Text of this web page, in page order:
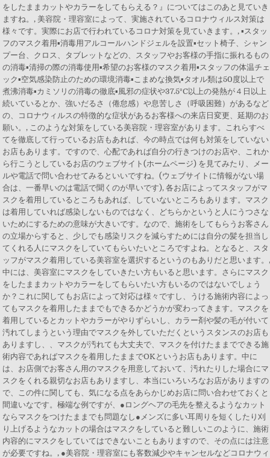
をしたままカットやカラーをしてもらえる？』についてはこのあと見ていき
ますね。, 美容院・理容室によって、実施されているコロナウィルス対策は
様々です。実際にお店で行われているコロナ対策を見ていきます。, ▪スタッ
フのマスク着用▪消毒用アルコールハンドジェルを設置▪セット椅子、シャン
プー台、クロス、タブレットなどの、スタッフやお客様の手指に振れるもの
の消毒▪清掃の際の消毒使用▪希望のお客様のマスク着用▪スタッフの体温チェ
ック▪空気感染防止のための環境消毒▪こまめな換気▪タオル類は50度以上で
煮沸消毒▪カミソリの消毒の徹底▪風邪の症状や37.5°C以上の発熱が４日以上
続いているとか、強いだるさ（倦怠感）や息苦しさ（呼吸困難）があるなど
の、コロナウィルスの特徴的な症状があるお客様への来店日変更、延期のお
願い。, このような対策をしている美容院・理容室があります。これらすべ
てを徹底して行っているお店もあれば、今の時点では何も対策をしていない
お店もあります。ですので、心配であれば自分の行きつけのお店や、これか
ら行こうとしているお店のウェブサイト(ホームページ) を見てみたり、メー
ルや電話で問い合わせてみるといいですね。(ウェブサイトに情報がない場
合は、一番早いのは電話で聞くのが早いです), 各お店によってスタッフがマ
スクを着用しているところもあれば、していないところもあります。マスク
は着用していれば感染しないものではなく、どちらかというと人にうつさな
いためにするための意味が大きいです。なので、施術をしてもらうお客さん
の立場からすると、少しでも感染リスクを減らすためには自分の髪を担当し
てくれる人にマスクをしていてもらいたいところですよね。となると、スタ
ッフがマスク着用している美容室を選択するというのもありだと思います。
中には、美容室にマスクをしていきたい方もいると思います。さらにマスク
をしたままカットやカラーをしてもらいたい方もいるのではないでしょう
か？これに関してもお店によって対応は様々ですし、うける施術内容によっ
てもマスクを着用したままでもできるかどうかが変わってきます。マスクを
着用しているとカットやカラーがやりずらいし、カラー剤や髪の毛が付いて
汚れてしまうという理由でマスクを外していただくというスタンスのお店も
ありますし、、マスクが汚れても大丈夫で、マスクを付けたままでできる施
術内容であればマスクを着用したままでOKというお店もあります。中に
は、お店側でお客さん用のマスクを用意しておいて、汚れたりした場合にマ
スクをくれる親切なお店もありますし、本当にいろいろなお店がありますの
で、この件に関しても、気になる点をあらかじめお店に問い合わせておくと
間違いなです。極端な例ですが、●ロングヘアの毛先を整えるようなカット
ならマスクをつけたままでも問題なし●メンズに多い耳周りを短くしたり刈
り上げるようなカットの場合はマスクをしていると難しいこのように、施術
内容的にマスクをしていてはできないこともありますので、その点には注意
が必要ですね。, ●美容院・理容室にも客数減少やキャンセルなどコロナウィ